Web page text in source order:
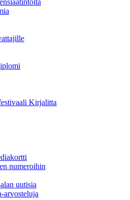
Kirjalitta
numeroihin
uutisia
arvosteluja